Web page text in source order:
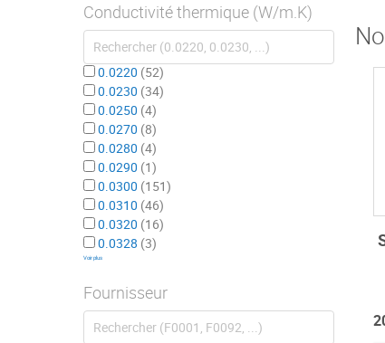
Conductivité thermique (W/m.K)
0.0220 52
0.0230 34
0.0250 4
0.0270 8
0.0280 4
0.0290 1
0.0300 151
0.0310 46
0.0320 16
0.0328 3
Voir plus
Fournisseur